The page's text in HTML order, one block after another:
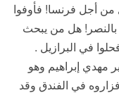
أجل فرنسا! فأوفوا
بالنصر! هل من يبحث
في البرازيل .
مهدي إبراهيم وهو
في الفندق وقد